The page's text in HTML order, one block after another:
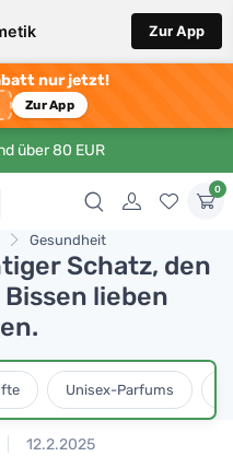
Zur App
nur jetzt!
Zur App
über 80 EUR
0
Gesundheit
Schatz, den
lieben
Unisex-Parfums
12.2.2025